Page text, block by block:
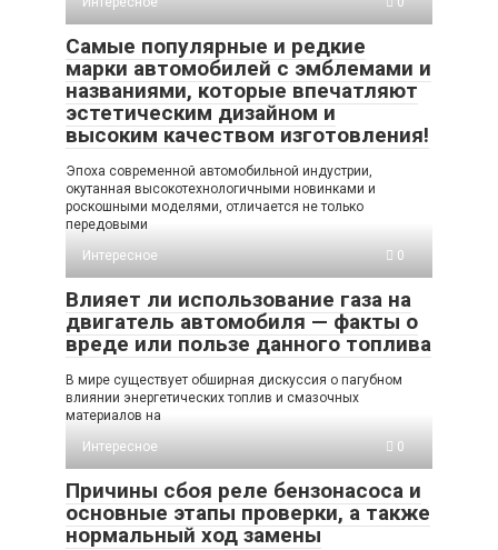
Самые популярные и редкие
марки автомобилей с эмблемами и
названиями, которые впечатляют
эстетическим дизайном и
высоким качеством изготовления!
Эпоха современной автомобильной индустрии,
окутанная высокотехнологичными новинками и
роскошными моделями, отличается не только
передовыми
Интересное
0
Влияет ли использование газа на
двигатель автомобиля — факты о
вреде или пользе данного топлива
В мире существует обширная дискуссия о пагубном
влиянии энергетических топлив и смазочных
материалов на
Интересное
0
Причины сбоя реле бензонасоса и
основные этапы проверки, а также
нормальный ход замены